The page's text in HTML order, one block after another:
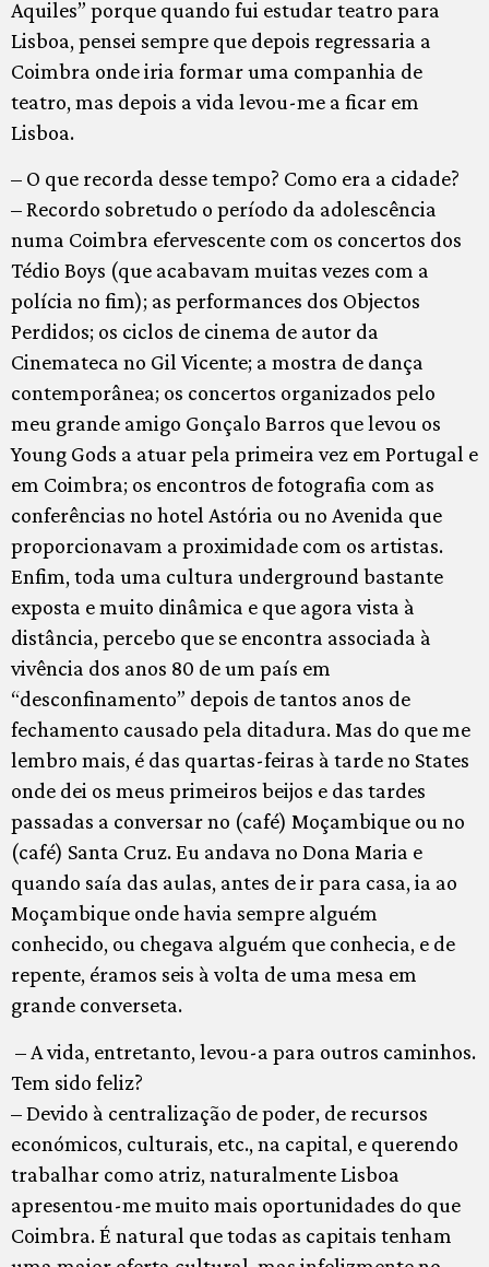
Aquiles” porque quando fui estudar teatro para
Lisboa, pensei sempre que depois regressaria a
Coimbra onde iria formar uma companhia de
teatro, mas depois a vida levou-me a ficar em
Lisboa.
– O que recorda desse tempo? Como era a cidade?
– Recordo sobretudo o período da adolescência
numa Coimbra efervescente com os concertos dos
Tédio Boys (que acabavam muitas vezes com a
polícia no fim); as performances dos Objectos
Perdidos; os ciclos de cinema de autor da
Cinemateca no Gil Vicente; a mostra de dança
contemporânea; os concertos organizados pelo
meu grande amigo Gonçalo Barros que levou os
Young Gods a atuar pela primeira vez em Portugal e
em Coimbra; os encontros de fotografia com as
conferências no hotel Astória ou no Avenida que
proporcionavam a proximidade com os artistas.
Enfim, toda uma cultura underground bastante
exposta e muito dinâmica e que agora vista à
distância, percebo que se encontra associada à
vivência dos anos 80 de um país em
“desconfinamento” depois de tantos anos de
fechamento causado pela ditadura. Mas do que me
lembro mais, é das quartas-feiras à tarde no States
onde dei os meus primeiros beijos e das tardes
passadas a conversar no (café) Moçambique ou no
(café) Santa Cruz. Eu andava no Dona Maria e
quando saía das aulas, antes de ir para casa, ia ao
Moçambique onde havia sempre alguém
conhecido, ou chegava alguém que conhecia, e de
repente, éramos seis à volta de uma mesa em
grande converseta.
– A vida, entretanto, levou-a para outros caminhos.
Tem sido feliz?
– Devido à centralização de poder, de recursos
económicos, culturais, etc., na capital, e querendo
trabalhar como atriz, naturalmente Lisboa
apresentou-me muito mais oportunidades do que
Coimbra. É natural que todas as capitais tenham